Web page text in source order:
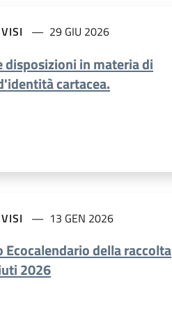
29 GIU 2026
disposizioni in materia di
cartacea.
13 GEN 2026
Ecocalendario della raccolta
2026